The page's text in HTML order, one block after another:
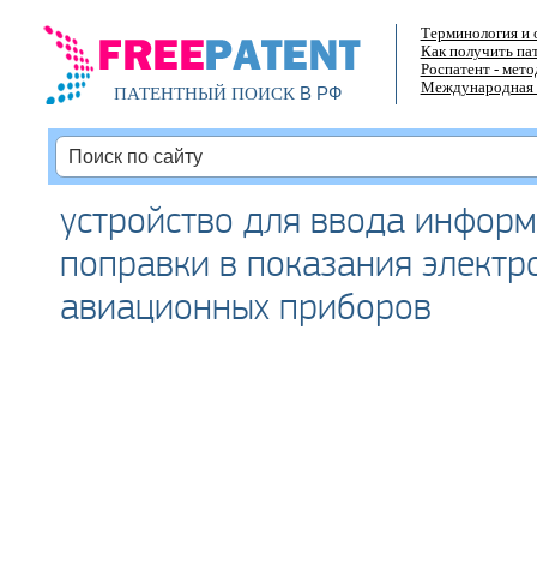
ПАТЕНТНЫЙ ПОИСКВ РФ
Терминология и
Как получить
Роспатент -
Международная
устройство для ввода
поправки в показания
авиационных приборов